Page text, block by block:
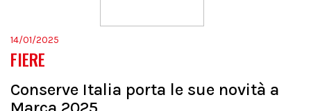
14/01/2025
FIERE
Conserve Italia porta le sue novità a